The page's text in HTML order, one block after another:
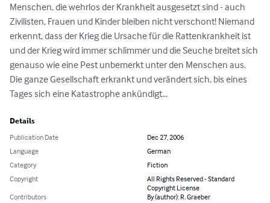
Menschen, die wehrlos der Krankheit ausgesetzt sind - auch
Zivilisten, Frauen und Kinder bleiben nicht verschont! Niemand
erkennt, dass der Krieg die Ursache für die Rattenkrankheit ist
und der Krieg wird immer schlimmer und die Seuche breitet sich
genauso wie eine Pest unbemerkt unter den Menschen aus.
Die ganze Gesellschaft erkrankt und verändert sich, bis eines
Tages sich eine Katastrophe ankündigt...
Details
Publication Date
Dec 27, 2006
Language
German
Category
Fiction
Copyright
All Rights Reserved - Standard
Copyright License
Contributors
By (author): R. Graeber